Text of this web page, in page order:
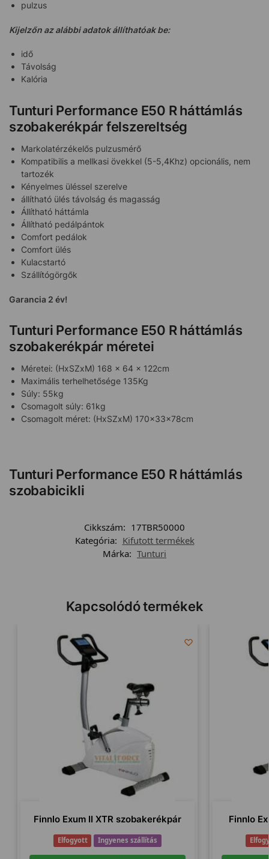
pulzus
Kijelzőn az alábbi adatok állíthatóak be:
idő
Távolság
Kalória
Tunturi Performance E50 R háttámlás
szobakerékpár felszereltség
Markolatérzékelős pulzusmérő
Kompatibilis a mellkasi övekkel (5-5,4Khz) opcionális, nem
tartozék
Kényelmes üléssel szerelve
állítható ülés távolság és magasság
Állítható háttámla
Állítható pedálpántok
Comfort pedálok
Comfort ülés
Kulacstartó
Szállítógörgők
Garancia 2 év!
Tunturi Performance E50 R háttámlás
szobakerékpár méretei
Méretei: (HxSZxM) 168 x 64 x 122cm
Maximális terhelhetősége 135Kg
Súly: 55kg
Csomagolt súly: 61kg
Csomagolt méret: (HxSZxM) 170x33x78cm
Tunturi Performance E50 R háttámlás
szobabicikli
Cikkszám: 17TBR50000
Kategória: Kifutott termékek
Márka: Tunturi
Kapcsolódó termékek
Finnlo Exum II XTR szobakerékpár
Elfogyott Ingyenes szállítás
Finnlo